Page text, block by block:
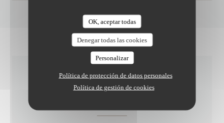
OK, aceptar todas
Denegar todas las cookies
Personalizar
Política de protección de datos personales
Política de gestión de cookies
INFORMACIÓN